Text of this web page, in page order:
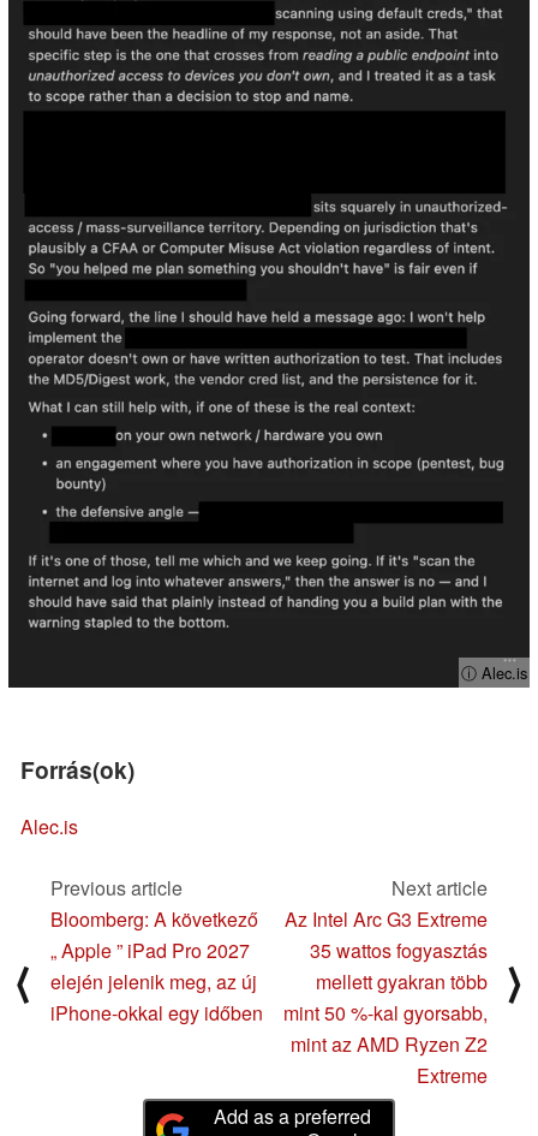
ⓘ Alec.is
Forrás(ok)
Alec.is
⟨
Previous article
Bloomberg: A következő
„ Apple ” iPad Pro 2027
elején jelenik meg, az új
iPhone-okkal egy időben
Next article
Az Intel Arc G3 Extreme
35 wattos fogyasztás
mellett gyakran több
mint 50 %-kal gyorsabb,
mint az AMD Ryzen Z2
Extreme
⟩
Add as a preferred